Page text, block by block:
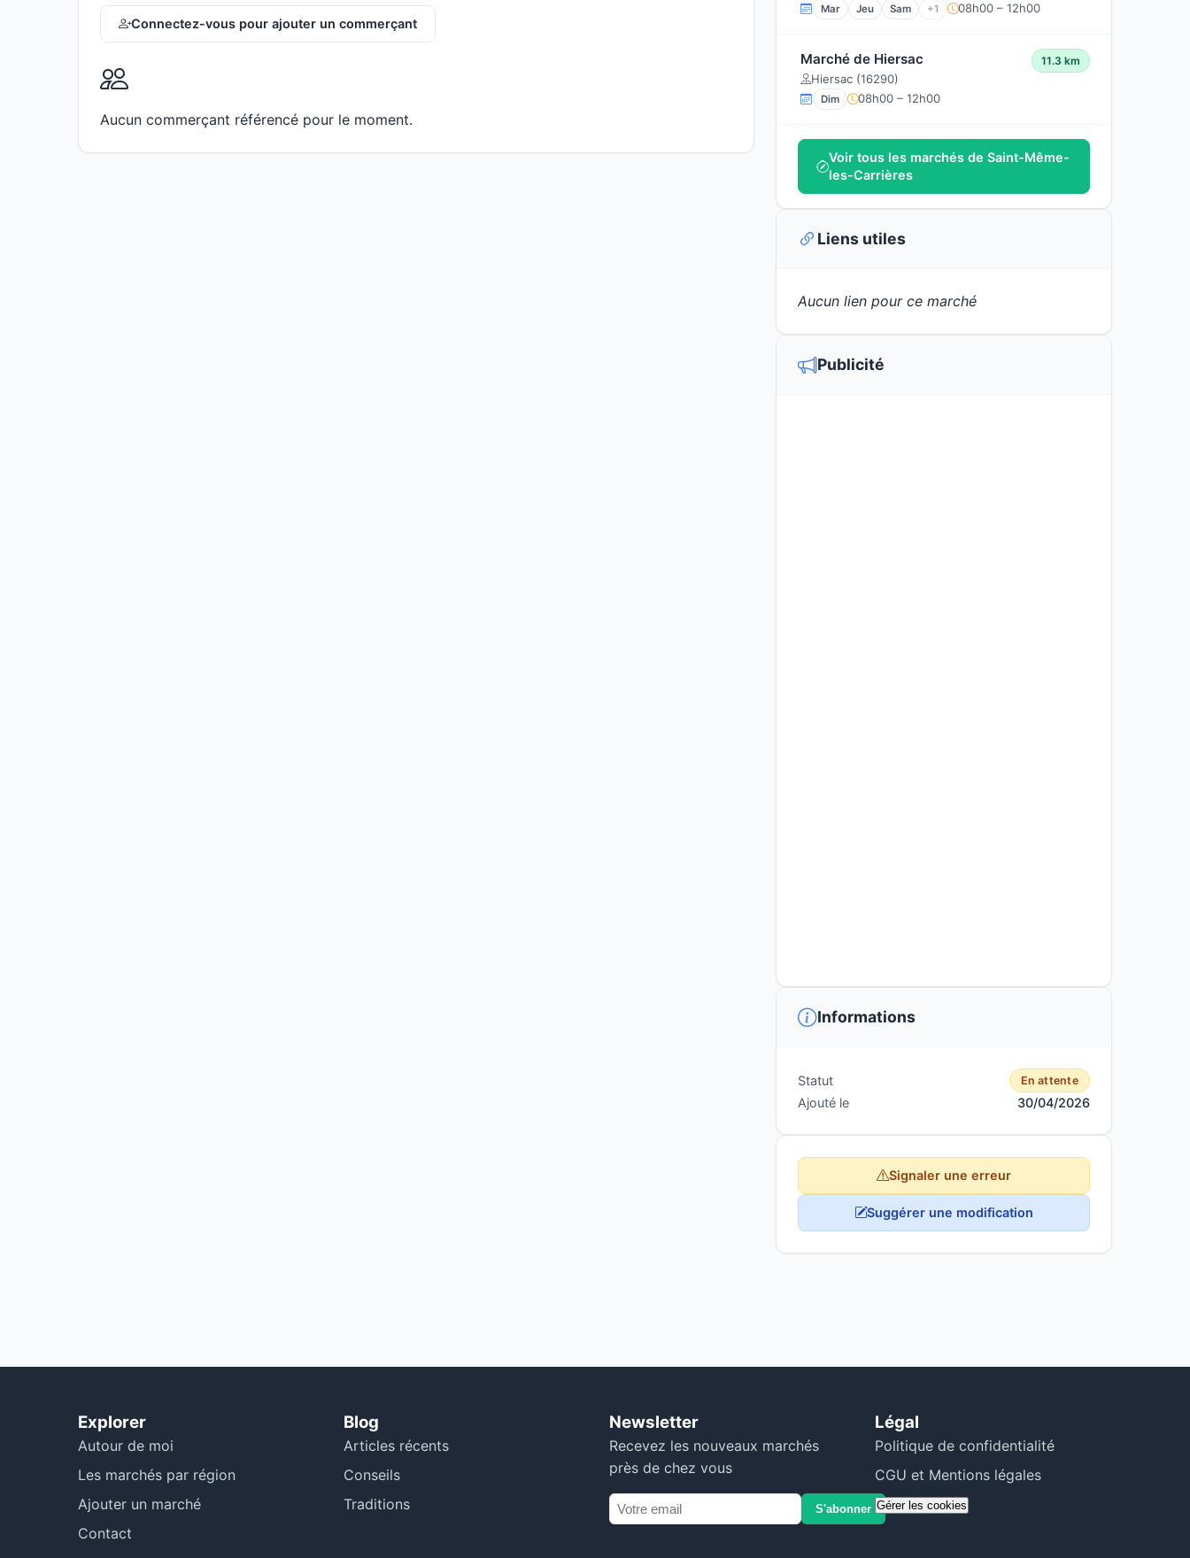
Connectez-vous pour ajouter un commerçant
Aucun commerçant référencé pour le moment.
Mar Jeu Sam +1 08h00 – 12h00
Marché de Hiersac
Hiersac (16290)
11.3 km
Dim 08h00 – 12h00
Voir tous les marchés de Saint-Même-
les-Carrières
Liens utiles
Aucun lien pour ce marché
Publicité
Informations
Statut En attente
Ajouté le 30/04/2026
Signaler une erreur
Suggérer une modification
Explorer
Autour de moi
Les marchés par région
Ajouter un marché
Contact
Blog
Articles récents
Conseils
Traditions
Newsletter
Recevez les nouveaux marchés
près de chez vous
S'abonner
Légal
Politique de confidentialité
CGU et Mentions légales
Gérer les cookies